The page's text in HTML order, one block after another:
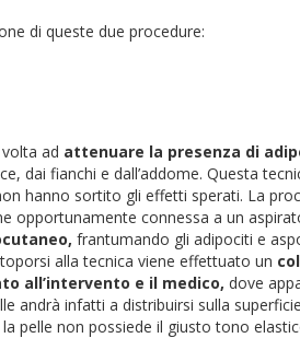
di queste due procedure:
ad attenuare la presenza di
dai fianchi e dall’addome. Questa
hanno sortito gli effetti sperati. La
opportunamente connessa a un
frantumando gli adipociti e
alla tecnica viene effettuato un
all’intervento e il medico, dove
andrà infatti a distribuirsi sulla
pelle non possiede il giusto tono